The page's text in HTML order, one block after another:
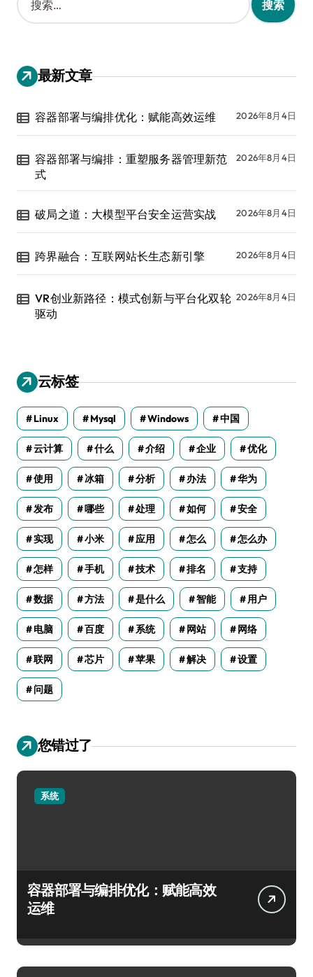
索
：
最新文章
容器部署与编排优化：赋能高效运维 2026年8月4日
容器部署与编排：重塑服务器管理新范
式
2026年8月4日
破局之道：大模型平台安全运营实战 2026年8月4日
跨界融合：互联网站长生态新引擎 2026年8月4日
VR创业新路径：模式创新与平台化双轮
驱动
2026年8月4日
云标签
Linux Mysql Windows 中国
云计算 什么 介绍 企业 优化
使用 冰箱 分析 办法 华为
发布 哪些 处理 如何 安全
实现 小米 应用 怎么 怎么办
怎样 手机 技术 排名 支持
数据 方法 是什么 智能 用户
电脑 百度 系统 网站 网络
联网 芯片 苹果 解决 设置
问题
您错过了
系统
容器部署与编排优化：赋能高效
运维